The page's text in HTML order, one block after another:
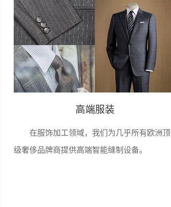
高端服装
在服饰加工领域，我们为几乎所有欧洲顶
级奢侈品牌商提供高端智能缝制设备。